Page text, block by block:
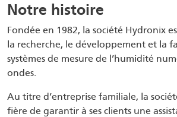
Notre histoire
Fondée en 1982, la société Hydronix
la recherche, le développement et la
systèmes de mesure de l’humidité
ondes.
Au titre d’entreprise familiale, la
fière de garantir à ses clients une